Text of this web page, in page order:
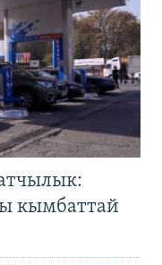
кымбаттай